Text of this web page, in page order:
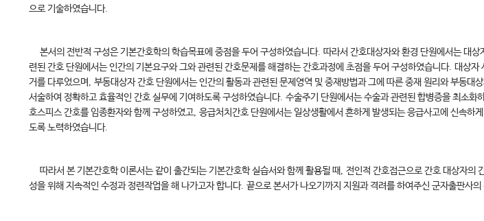
으로 기술하였습니다.
본서의 전반적 구성은 기본간호학의 학습목표에 중점을 두어 구성하였습니다. 따라서 간호대상자와 환경 단원에서는 대
련된 간호 단원에서는 인간의 기본요구와 그와 관련된 간호문제를 해결하는 간호과정에 초점을 두어 구성하였습니다. 대상자
거를 다루었으며 , 부동대상자 간호 단원에서는 인간의 활동과 관련된 문제영역 및 중재방법과 그에 따른 중재 원리와 부동대
서술하여 정확하고 효율적인 간호 실무에 기여하도록 구성하였습니다. 수술주기 단원에서는 수술과 관련된 합병증을 최소화
호스피스 간호를 임종환자와 함께 구성하였고, 응급처치간호 단원에서는 일상생활에서 흔하게 발생되는 응급사고에 신속하
도록 노력하였습니다.
따라서 본 기본간호학 이론서는 같이 출간되는 기본간호학 실습서와 함께 활용될 때 , 전인적 간호접근으로 간호 대상자의
성을 위해 지속적인 수정과 정련작업을 해 나가고자 합니다. 끝으로 본서가 나오기까지 지원과 격려를 하여주신 군자출판사